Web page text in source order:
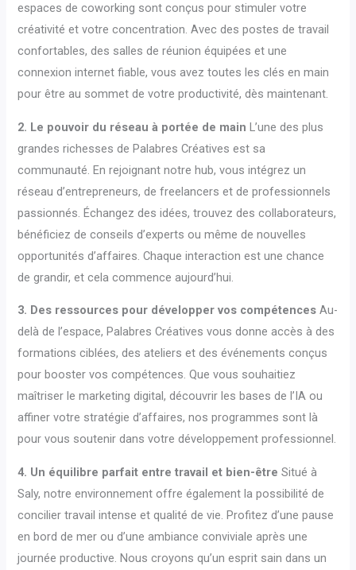
espaces de coworking sont conçus pour stimuler votre
créativité et votre concentration. Avec des postes de travail
confortables, des salles de réunion équipées et une
connexion internet fiable, vous avez toutes les clés en main
pour être au sommet de votre productivité, dès maintenant.
2. Le pouvoir du réseau à portée de main L’une des plus
grandes richesses de Palabres Créatives est sa
communauté. En rejoignant notre hub, vous intégrez un
réseau d’entrepreneurs, de freelancers et de professionnels
passionnés. Échangez des idées, trouvez des collaborateurs,
bénéficiez de conseils d’experts ou même de nouvelles
opportunités d’affaires. Chaque interaction est une chance
de grandir, et cela commence aujourd’hui.
3. Des ressources pour développer vos compétences Au-
delà de l’espace, Palabres Créatives vous donne accès à des
formations ciblées, des ateliers et des événements conçus
pour booster vos compétences. Que vous souhaitiez
maîtriser le marketing digital, découvrir les bases de l’IA ou
affiner votre stratégie d’affaires, nos programmes sont là
pour vous soutenir dans votre développement professionnel.
4. Un équilibre parfait entre travail et bien-être Situé à
Saly, notre environnement offre également la possibilité de
concilier travail intense et qualité de vie. Profitez d’une pause
en bord de mer ou d’une ambiance conviviale après une
journée productive. Nous croyons qu’un esprit sain dans un